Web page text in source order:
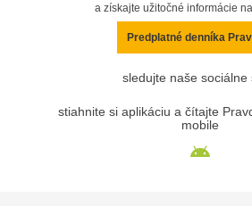
a získajte užitočné informácie
Predplatné denníka
sledujte naše sociálne
stiahnite si aplikáciu a čítajte
mobile